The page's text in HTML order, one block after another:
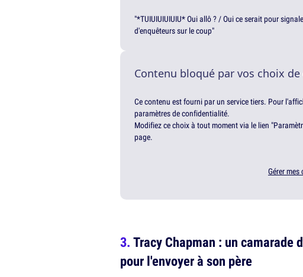
"*TUIUIUIUIUIU* Oui allô ? / Oui ce serait pour
d'enquêteurs sur le coup"
Contenu bloqué par vos choix de
Ce contenu est fourni par un service tiers. Pour
paramètres de confidentialité.
Modifiez ce choix à tout moment via le lien
page.
Gérer mes
Tracy Chapman : un camarade
pour l'envoyer à son père